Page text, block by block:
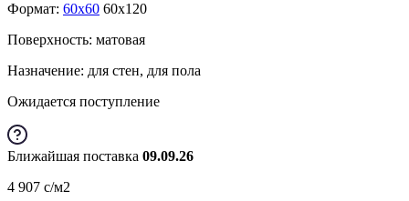
Формат: 60x60 60x120
Поверхность: матовая
Назначение: для стен, для пола
Ожидается поступление
Ближайшая поставка 09.09.26
4 907 c/м2